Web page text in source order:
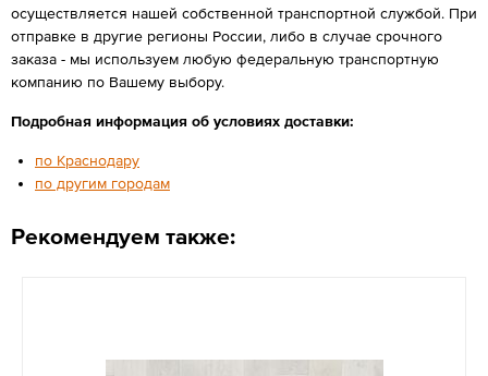
осуществляется нашей собственной транспортной службой. При
отправке в другие регионы России, либо в случае срочного
заказа - мы используем любую федеральную транспортную
компанию по Вашему выбору.
Подробная информация об условиях доставки:
по Краснодару
по другим городам
Рекомендуем также: